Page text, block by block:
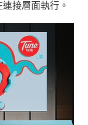
接層面執行。